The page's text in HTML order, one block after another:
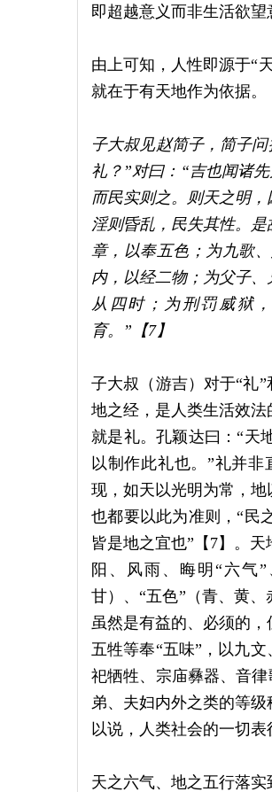
即超越意义而非生活欲望
由上可知，人性即源于“
就在于有天地作为依据。
子大叔见赵简子，简子
礼？”对曰：“吉也闻诸
而民实则之。则天之明
淫则昏乱，民失其性。
章，以奉五色；为九歌
内，以经二物；为父子
从四时；为刑罚威狱
育。”【7】
子大叔（游吉）对于“礼
地之经，是人类生活效
就是礼。孔颖达曰：“天
以制作此礼也。”礼并
现，如天以光明为常，
也都要以此为准则，“民
皆是地之宜也”【7】。
阳、风雨、晦明“六气
甘）、“五色”（青、黄
虽然是有益的、必须的，
五牲等奉“五味”，以九
祀牺牲、宗庙彝器、音
弟、夫妇内外之类的等
以说，人类社会的一切表
天之六气、地之五行落实